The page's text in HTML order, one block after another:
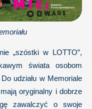
„szóstki w LOTTO”,
świata osobom
udziału w Memoriale
oryginalny i dobrze
zawalczyć o swoje